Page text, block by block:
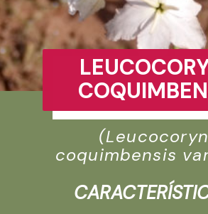
coquimbensis